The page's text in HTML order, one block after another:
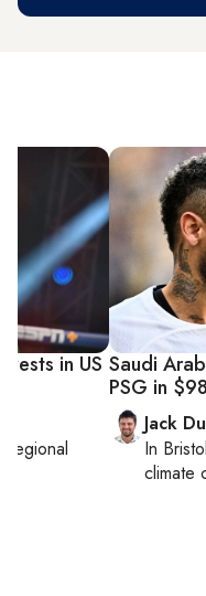
Saudi
PSG in
Jack
In Bristol
climate
in US
regional